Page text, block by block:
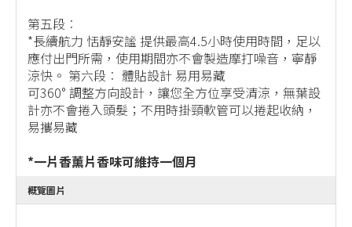
第五段︰
*長續航力 恬靜安謐 提供最高4.5小時使用時間，足以
應付出門所需，使用期間亦不會製造摩打噪音，寧靜
涼快。 第六段︰ 體貼設計 易用易藏
可360° 調整方向設計，讓您全方位享受清涼，無葉設
計亦不會捲入頭髮；不用時掛頸軟管可以捲起收納，
易攜易藏
*一片香薰片香味可維持一個月
概覽圖片